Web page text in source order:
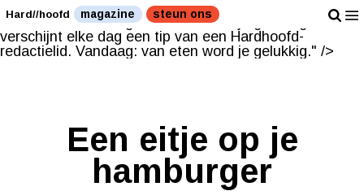
Hier verschijnt elke dag een tip van een Hardhoofd-
redactielid. Vandaag: van eten word je gelukkig." />Hier
verschijnt elke dag een tip van een Hardhoofd-
redactielid. Vandaag: van eten word je gelukkig." />
Hard//hoofd magazine steun ons
Een eitje op je
hamburger